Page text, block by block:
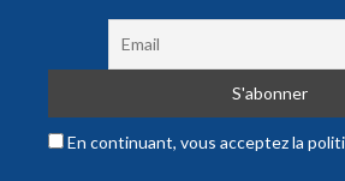
En continuant, vous acceptez la